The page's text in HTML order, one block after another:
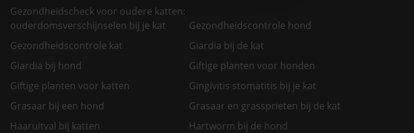
Gezondheidscheck voor oudere katten:
ouderdomsverschijnselen bij je kat
Gezondheidscontrole hond
Gezondheidscontrole kat
Giardia bij de kat
Giardia bij hond
Giftige planten voor honden
Giftige planten voor katten
Gingivitis stomatitis bij je kat
Grasaar bij een hond
Grasaar en grassprieten bij de kat
Haaruitval bij katten
Hartworm bij de hond